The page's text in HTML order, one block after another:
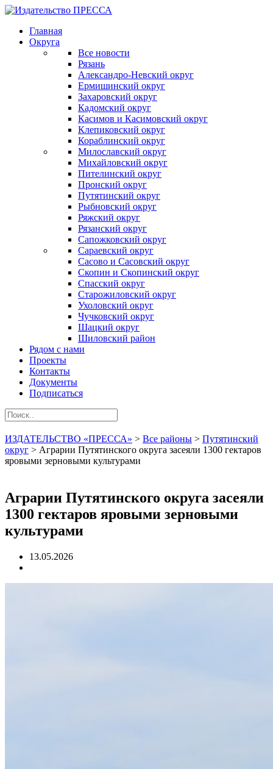
Главная
Округа
Все новости
Рязань
Александро-Невский округ
Ермишинский округ
Захаровский округ
Кадомский округ
Касимов и Касимовский округ
Клепиковский округ
Кораблинский округ
Милославский округ
Михайловский округ
Пителинский округ
Пронский округ
Путятинский округ
Рыбновский округ
Ряжский округ
Рязанский округ
Сапожковский округ
Сараевский округ
Сасово и Сасовский округ
Скопин и Скопинский округ
Спасский округ
Старожиловский округ
Ухоловский округ
Чучковский округ
Шацкий округ
Шиловский район
Рядом с нами
Проекты
Контакты
Документы
Подписаться
ИЗДАТЕЛЬСТВО «ПРЕССА» > Все районы > Путятинский
округ > Аграрии Путятинского округа засеяли 1300 гектаров
яровыми зерновыми культурами
Аграрии Путятинского округа засеяли
1300 гектаров яровыми зерновыми
культурами
13.05.2026